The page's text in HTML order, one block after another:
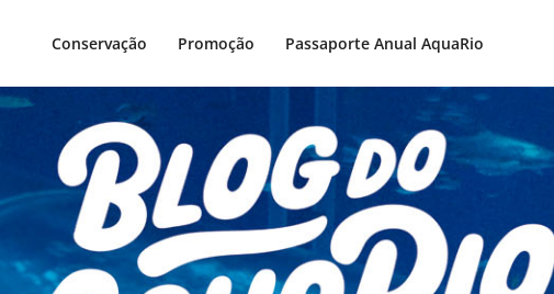
Conservação Promoção Passaporte Anual AquaRio